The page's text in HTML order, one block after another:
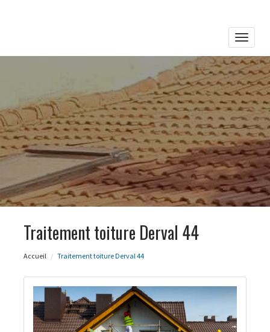
Toggle
Traitement toiture Derval 44
Accueil Traitement toiture Derval 44